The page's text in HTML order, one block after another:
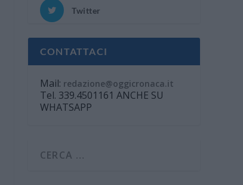
Twitter
CONTATTACI
Mail: redazione@oggicronaca.it
Tel. 339.4501161 ANCHE SU
WHATSAPP